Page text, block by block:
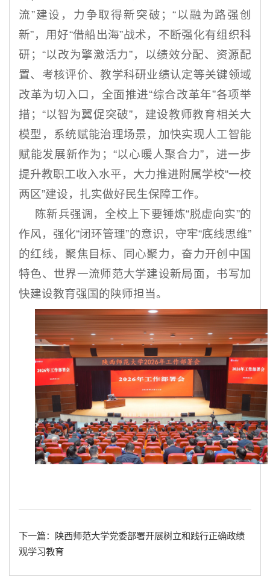
流”建设，力争取得新突破；“以融为路强创
新”，用好“借船出海”战术，不断强化有组织科
研；“以改为擎激活力”，以绩效分配、资源配
置、考核评价、教学科研业绩认定等关键领域
改革为切入口，全面推进“综合改革年”各项举
措；“以智为翼促突破”，建设教师教育相关大
模型，系统赋能治理场景，加快实现人工智能
赋能发展新作为；“以心暖人聚合力”，进一步
提升教职工收入水平，大力推进附属学校“一校
两区”建设，扎实做好民生保障工作。
陈新兵强调，全校上下要锤炼“脱虚向实”的
作风，强化“闭环管理”的意识，守牢“底线思维”
的红线，聚焦目标、同心聚力，奋力开创中国
特色、世界一流师范大学建设新局面，书写加
快建设教育强国的陕师担当。
下一篇：陕西师范大学党委部署开展树立和践行正确政绩
观学习教育